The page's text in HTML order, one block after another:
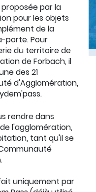
par la
pour les objets
de la
porte. Pour
du territoire de
de Forbach, il
des 21
d'Agglomération,
rendre dans
l'agglomération,
tant qu'il se
uniquement par